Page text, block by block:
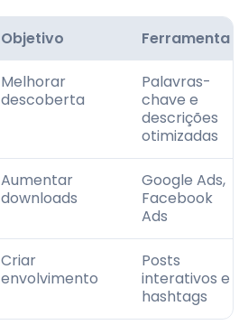
Objetivo Ferramenta
Melhorar
descoberta
Palavras-
chave e
descrições
otimizadas
Aumentar
downloads
Google Ads,
Facebook
Ads
Criar
envolvimento
Posts
interativos e
hashtags